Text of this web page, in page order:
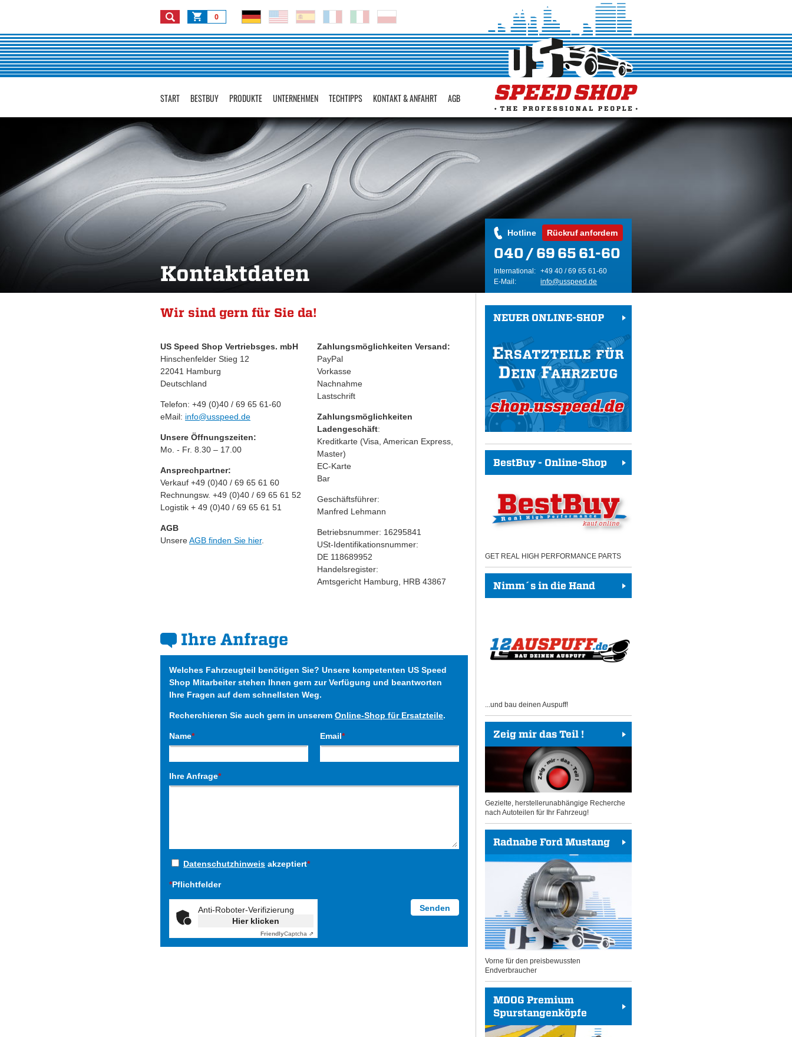
0
START BESTBUY PRODUKTE UNTERNEHMEN TECHTIPPS KONTAKT & ANFAHRT AGB
Kontaktdaten
Hotline Rückruf anfordern
040 / 69 65 61-60
International: +49 40 / 69 65 61-60
E-Mail:
info@usspeed.de
Wir sind gern für Sie da!
US Speed Shop Vertriebsges. mbH
Hinschenfelder Stieg 12
22041 Hamburg
Deutschland
Telefon: +49 (0)40 / 69 65 61-60
eMail: info@usspeed.de
Unsere Öffnungszeiten:
Mo. - Fr. 8.30 – 17.00
Ansprechpartner:
Verkauf +49 (0)40 / 69 65 61 60
Rechnungsw. +49 (0)40 / 69 65 61 52
Logistik + 49 (0)40 / 69 65 61 51
AGB
UnsereAGB finden Sie hier.
Zahlungsmöglichkeiten Versand:
PayPal
Vorkasse
Nachnahme
Lastschrift
Zahlungsmöglichkeiten
Ladengeschäft:
Kreditkarte (Visa, American Express,
Master)
EC-Karte
Bar
Geschäftsführer:
Manfred Lehmann
Betriebsnummer: 16295841
USt-Identifikationsnummer:
DE 118689952
Handelsregister:
Amtsgericht Hamburg, HRB 43867
Ihre Anfrage
Welches Fahrzeugteil benötigen Sie? Unsere kompetenten US Speed
Shop Mitarbeiter stehen Ihnen gern zur Verfügung und beantworten
Ihre Fragen auf dem schnellsten Weg.
Recherchieren Sie auch gern in unserem Online-Shop für Ersatzteile.
Name* Email*
Ihre Anfrage*
Datenschutzhinweis akzeptiert*
*Pflichtfelder
Anti-Roboter-Verifizierung
Hier klicken
FriendlyCaptcha ⇗
NEUER ONLINE-SHOP
BestBuy - Online-Shop
GET REAL HIGH PERFORMANCE PARTS
Nimm´s in die Hand
...und bau deinen Auspuff!
Zeig mir das Teil !
Gezielte, herstellerunabhängige Recherche
nach Autoteilen für Ihr Fahrzeug!
Radnabe Ford Mustang
Vorne für den preisbewussten
Endverbraucher
MOOG Premium
Spurstangenköpfe